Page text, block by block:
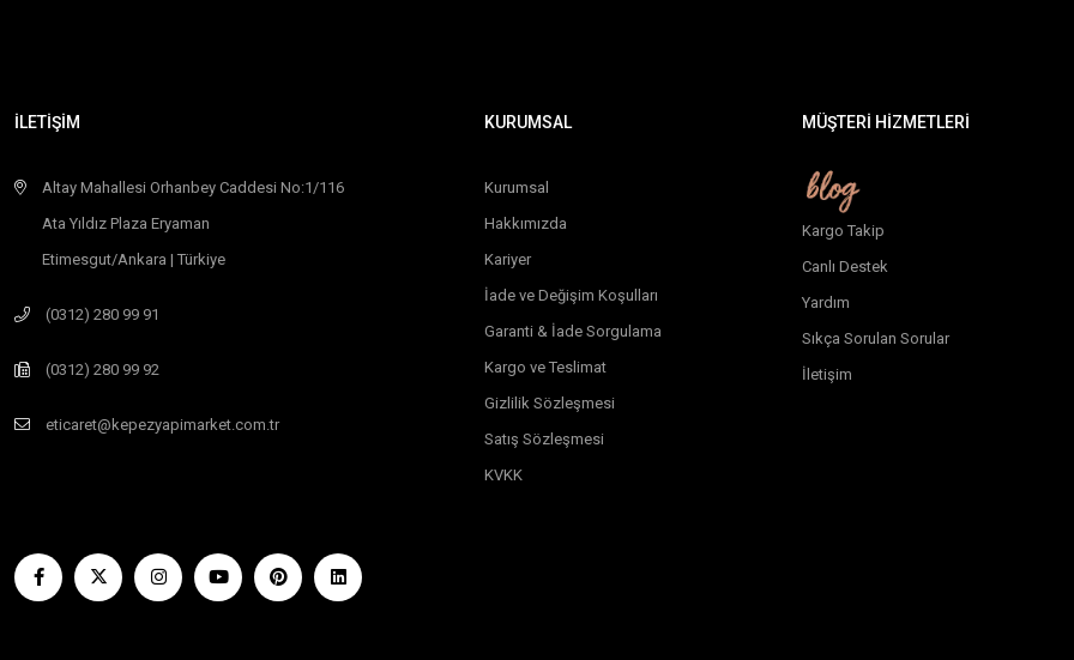
İLETİŞİM
Altay Mahallesi Orhanbey Caddesi No:1/116
Ata Yıldız Plaza Eryaman
Etimesgut/Ankara | Türkiye
(0312) 280 99 91
(0312) 280 99 92
eticaret@kepezyapimarket.com.tr
KURUMSAL
Kurumsal
Hakkımızda
Kariyer
İade ve Değişim Koşulları
Garanti & İade Sorgulama
Kargo ve Teslimat
Gizlilik Sözleşmesi
Satış Sözleşmesi
KVKK
MÜŞTERİ HİZMETLERİ
Kargo Takip
Canlı Destek
Yardım
Sıkça Sorulan Sorular
İletişim